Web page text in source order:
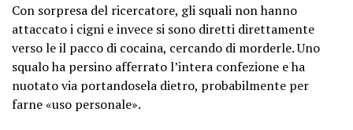
Con sorpresa del ricercatore, gli squali non hanno
attaccato i cigni e invece si sono diretti direttamente
verso le il pacco di cocaina, cercando di morderle. Uno
squalo ha persino afferrato l’intera confezione e ha
nuotato via portandosela dietro, probabilmente per
farne «uso personale».